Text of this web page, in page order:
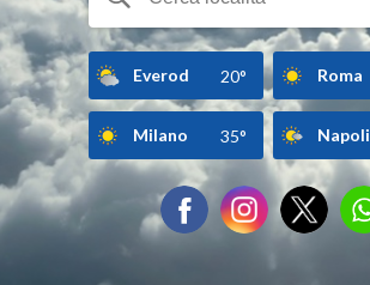
Everod 20° Roma
Milano 35° Napoli